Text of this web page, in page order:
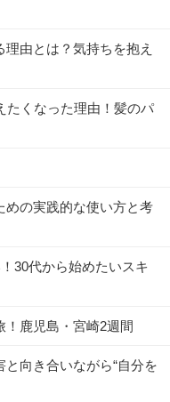
由とは？気持ちを抱え
たくなった理由！髪のパ
めの実践的な使い方と考
30代から始めたいスキ
！鹿児島・宮崎2週間
と向き合いながら“自分を